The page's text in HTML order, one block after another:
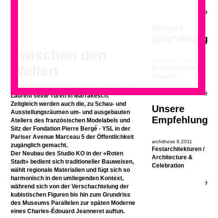
Nächstes Jahr öffnet das Musée Yves Saint
Laurent seine Türen in Marrakesch.
Zeitgleich werden auch die, zu Schau- und
Ausstellungsräumen um- und ausgebauten
Ateliers des französischen Modelabels und
Sitz der Fondation Pierre Bergé - YSL in der
Pariser Avenue Marceau 5 der Öffentlichkeit
zugänglich gemacht.
Der Neubau des Studio KO in der «Roten
Stadt» bedient sich traditioneller Bauweisen,
wählt regionale Materialien und fügt sich so
harmonisch in den umliegenden Kontext,
während sich von der Verschachtelung der
kubistischen Figuren bis hin zum Grundriss
des Museums Parallelen zur späten Moderne
eines Charles-Édouard Jeanneret auftun.
Empfehlung
Unsere
Empfehlung
archithese 6.2011
Festarchitekturen /
Architecture &
Celebration